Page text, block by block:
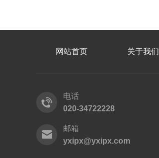
网站首页 关于我们
电话
020-34722228
邮箱
yxipx@yxipx.com